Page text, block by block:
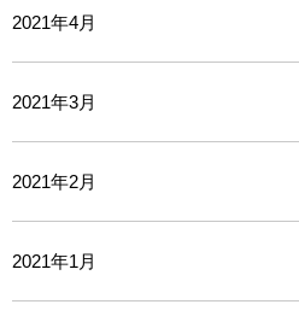
2021年4月
2021年3月
2021年2月
2021年1月